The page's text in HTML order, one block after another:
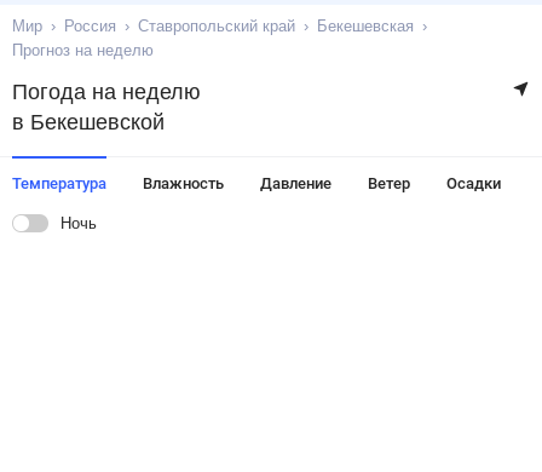
Мир Россия Ставропольский край
Бекешевская
Прогноз на неделю
Погода на неделю
в Бекешевской
Температура Влажность Давление Ветер Осадки
Ночь